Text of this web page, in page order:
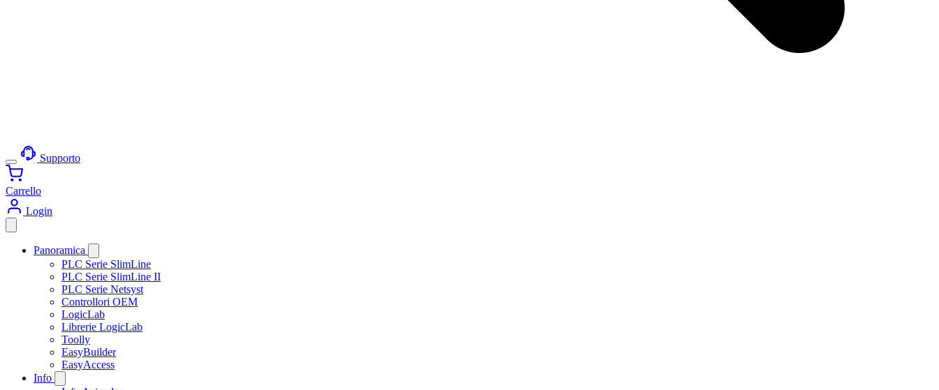
Supporto
Carrello
Login
Panoramica
PLC Serie SlimLine
PLC Serie SlimLine II
PLC Serie Netsyst
Controllori OEM
LogicLab
Librerie LogicLab
Toolly
EasyBuilder
EasyAccess
Info